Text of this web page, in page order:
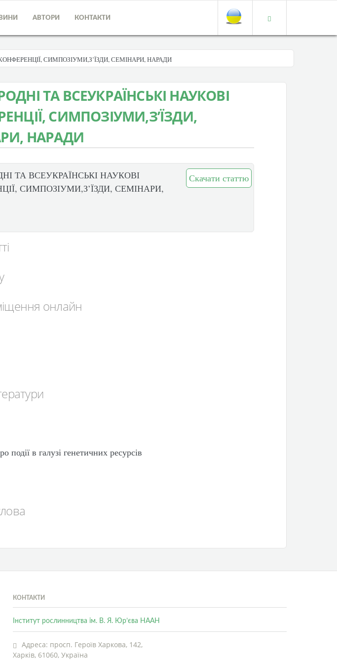
АВТОРИ КОНТАКТИ
СИМПОЗІУМИ,З’ЇЗДИ, СЕМІНАРИ, НАРАДИ
ТА ВСЕУКРАЇНСЬКІ НАУКОВІ
СИМПОЗІУМИ,З’ЇЗДИ,
НАРАДИ
Скачати статтю
ТА ВСЕУКРАЇНСЬКІ НАУКОВІ
СИМПОЗІУМИ,З’ЇЗДИ, СЕМІНАРИ,
онлайн
події в галузі генетичних ресурсів
КОНТАКТИ
Інститут рослинництва ім. В. Я. Юр’єва НААН
Адреса: просп. Героїв Харкова, 142,
Харків, 61060, Україна